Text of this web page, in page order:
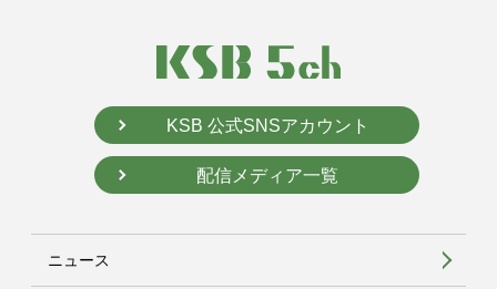
KSB 公式SNSアカウント
配信メディア一覧
ニュース